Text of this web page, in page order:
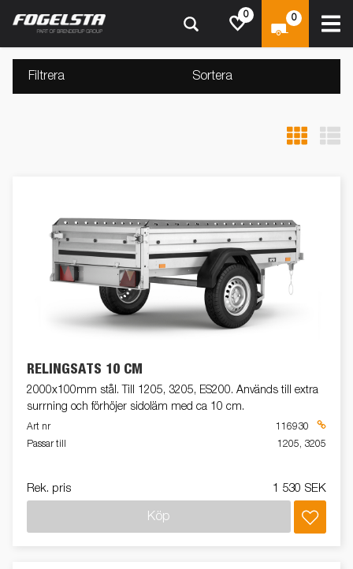
0 0
Filtrera Sortera
RELINGSATS 10 CM
2000x100mm stål. Till 1205, 3205, ES200. Används till extra
surrning och förhöjer sidoläm med ca 10 cm.
Art nr
116930
Passar till
1205, 3205
Rek. pris 1 530 SEK
Köp